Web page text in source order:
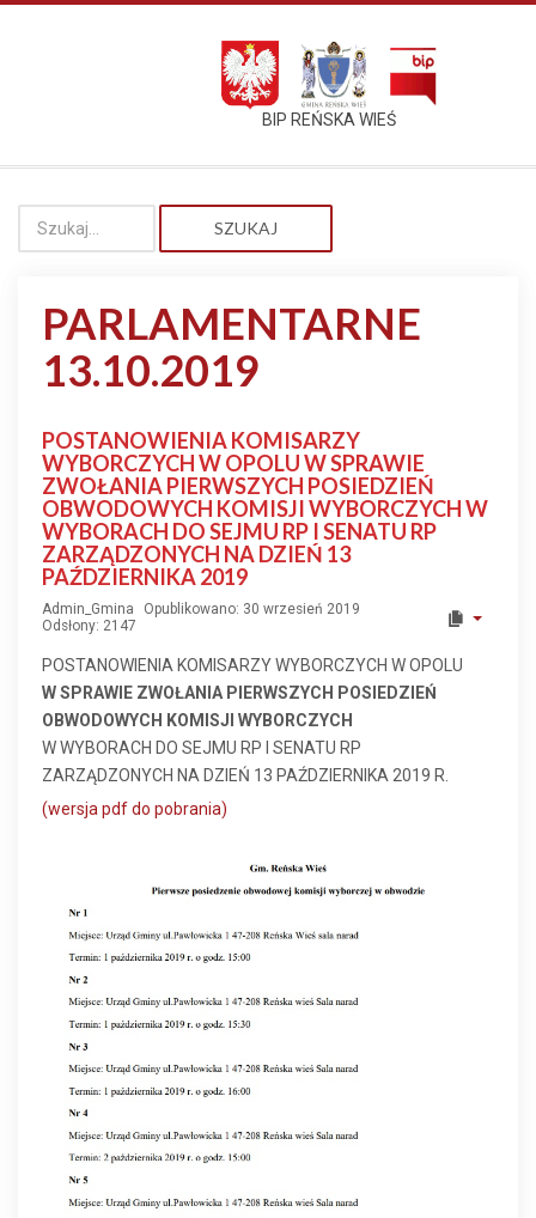
BIP REŃSKA WIEŚ
SZUKAJ
PARLAMENTARNE
13.10.2019
POSTANOWIENIA KOMISARZY
WYBORCZYCH W OPOLU W SPRAWIE
ZWOŁANIA PIERWSZYCH POSIEDZIEŃ
OBWODOWYCH KOMISJI WYBORCZYCH W
WYBORACH DO SEJMU RP I SENATU RP
ZARZĄDZONYCH NA DZIEŃ 13
PAŹDZIERNIKA 2019
Admin_Gmina
Opublikowano: 30 wrzesień 2019
Odsłony: 2147
POSTANOWIENIA KOMISARZY WYBORCZYCH W OPOLU
W SPRAWIE ZWOŁANIA PIERWSZYCH POSIEDZIEŃ
OBWODOWYCH KOMISJI WYBORCZYCH
W WYBORACH DO SEJMU RP I SENATU RP
ZARZĄDZONYCH NA DZIEŃ 13 PAŹDZIERNIKA 2019 R.
(wersja pdf do pobrania)